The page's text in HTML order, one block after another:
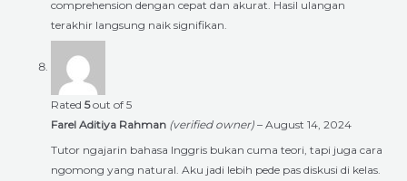
comprehension dengan cepat dan akurat. Hasil ulangan
terakhir langsung naik signifikan.
Rated 5out of 5
Farel Aditiya Rahman (verified owner) – August 14, 2024
Tutor ngajarin bahasa Inggris bukan cuma teori, tapi juga cara
ngomong yang natural. Aku jadi lebih pede pas diskusi di kelas.